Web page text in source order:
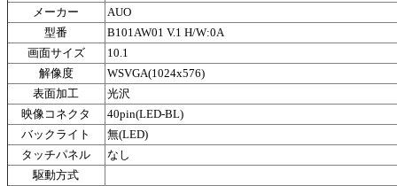
メーカー
AUO
型番
B101AW01 V.1 H/W:0A
画面サイズ
10.1
解像度
WSVGA(1024x576)
表面加工
光沢
映像コネクタ
40pin(LED-BL)
バックライト
無(LED)
タッチパネル
なし
駆動方式